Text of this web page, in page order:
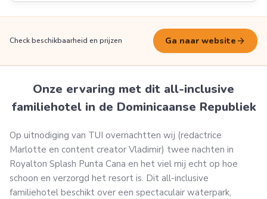
Check beschikbaarheid en prijzen Ga naar website arrow_forward
Onze ervaring met dit all-inclusive
familiehotel in de Dominicaanse Republiek
Op uitnodiging van TUI overnachtten wij (redactrice
Marlotte en content creator Vladimir) twee nachten in
Royalton Splash Punta Cana en het viel mij echt op hoe
schoon en verzorgd het resort is. Dit all-inclusive
familiehotel beschikt over een spectaculair waterpark,